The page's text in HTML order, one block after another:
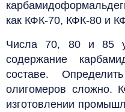
как КФК-70, КФК-80 и
Числа 70, 80 и 85
содержание
составе.
олигомеров сложно.
изготовлении